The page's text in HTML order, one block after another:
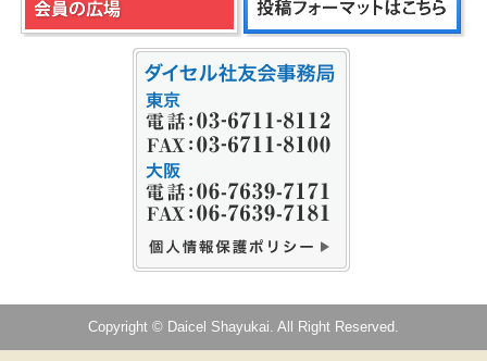
Copyright © Daicel Shayukai. All Right Reserved.